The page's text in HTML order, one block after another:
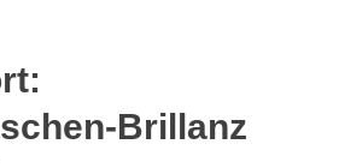
Brillanz